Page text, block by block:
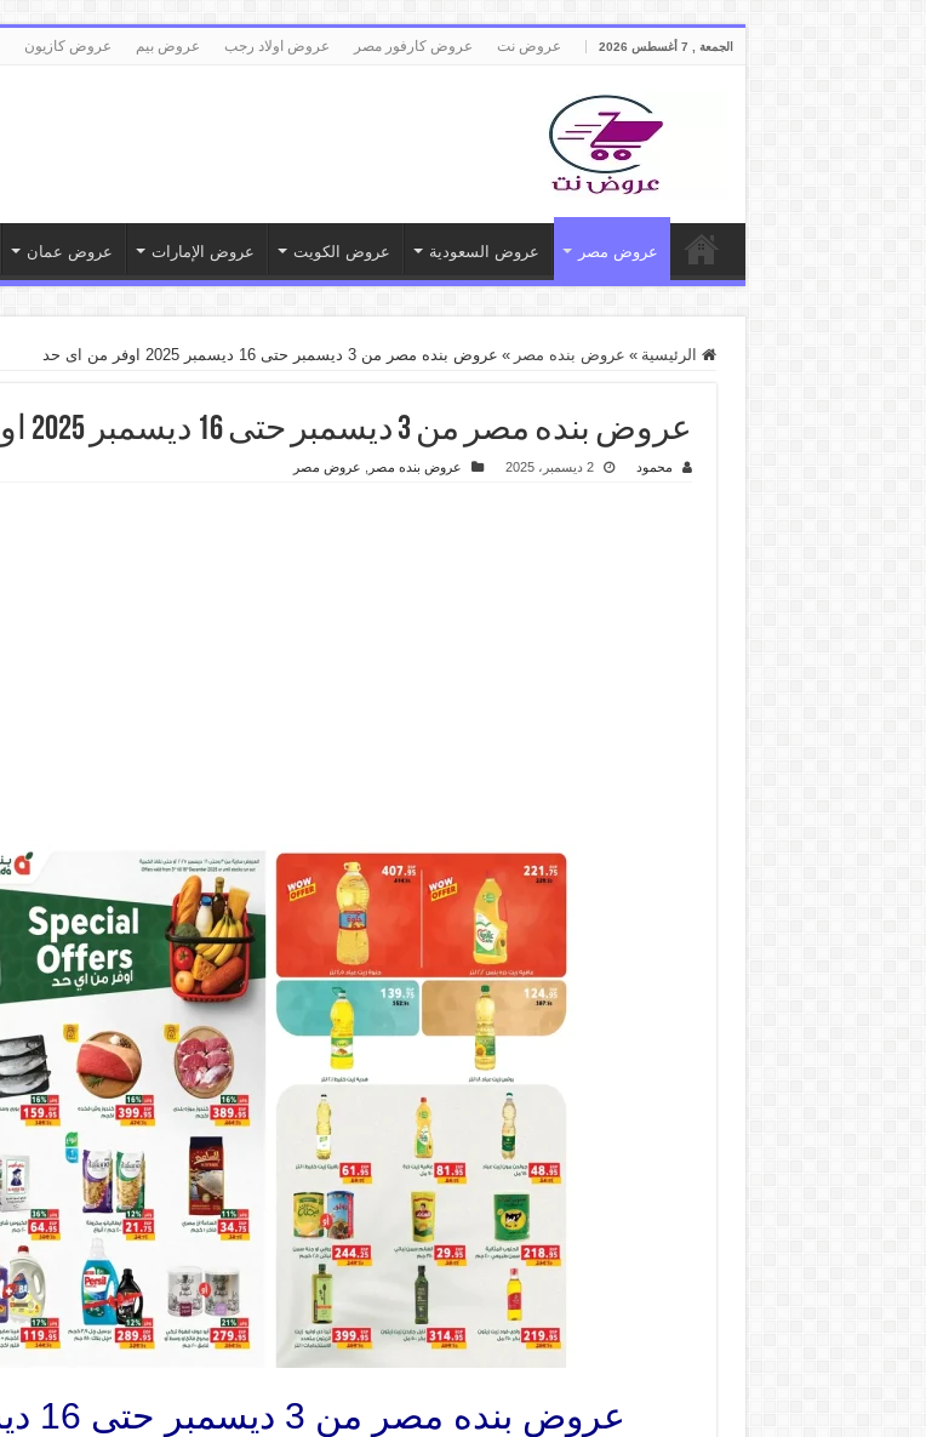
الجمعة , 7 أغسطس 2026 عروض نت عروض كارفور مصر عروض اولاد رجب عروض بيم عروض كازيون
عروض مصر عروض السعودية عروض الكويت عروض الإمارات عروض عمان
الرئيسية » عروض بنده مصر » عروض بنده مصر من 3 ديسمبر حتى 16 ديسمبر 2025 اوفر من اى حد
عروض بنده مصر من 3 ديسمبر حتى 16 ديسمبر 2025 اوفر من اى حد
محمود 2 ديسمبر، 2025 عروض بنده مصر عروض مصر
عروض بنده مصر من 3 ديسمبر حتى 16 ديسمبر 2025 اوفر من اى حد